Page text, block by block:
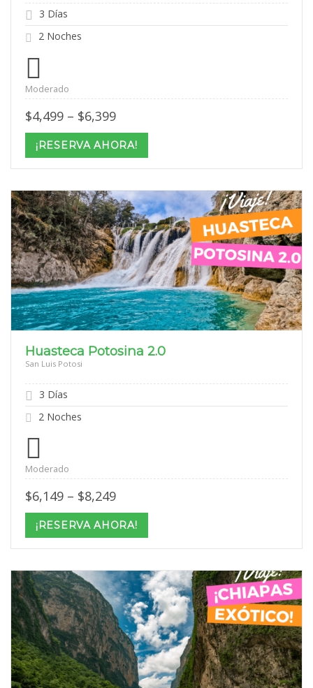
3 Días
2 Noches
Moderado
$4,499 – $6,399Price
$4,499
through
$6,399
¡RESERVA AHORA!
Huasteca Potosina 2.0
San Luis Potosi
3 Días
2 Noches
Moderado
$6,149 – $8,249Price
$6,149
through
$8,249
¡RESERVA AHORA!